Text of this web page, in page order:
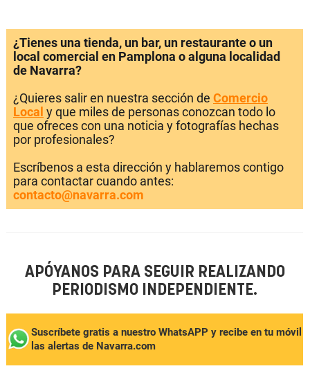
¿Tienes una tienda, un bar, un restaurante o un
local comercial en Pamplona o alguna localidad
de Navarra?
¿Quieres salir en nuestra sección de Comercio
Local y que miles de personas conozcan todo lo
que ofreces con una noticia y fotografías hechas
por profesionales?
Escríbenos a esta dirección y hablaremos contigo
para contactar cuando antes:
contacto@navarra.com
APÓYANOS PARA SEGUIR REALIZANDO
PERIODISMO INDEPENDIENTE.
Suscríbete gratis a nuestro WhatsAPP y recibe en tu móvil
las alertas de Navarra.com